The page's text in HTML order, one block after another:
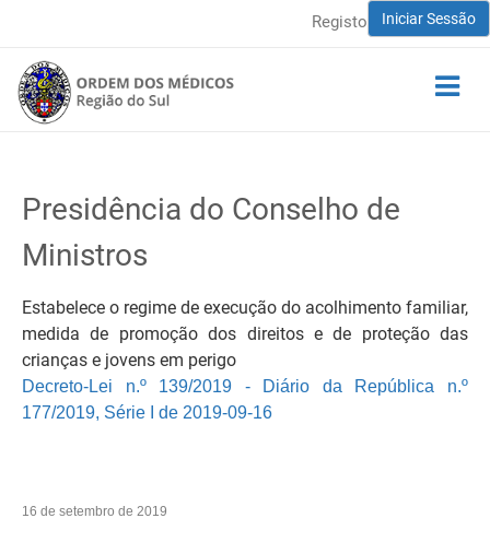
Iniciar Sessão
Registo
Presidência do Conselho de
Ministros
Estabelece o regime de execução do acolhimento familiar,
medida de promoção dos direitos e de proteção das
crianças e jovens em perigo
Decreto-Lei n.º 139/2019 - Diário da República n.º
177/2019, Série I de 2019-09-16
16 de setembro de 2019